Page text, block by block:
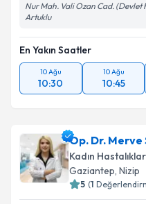
Nur Mah. Vali Ozan Cad. (Devlet
Artuklu
En Yakın Saatler
10 Ağu
10:30
10 Ağu
10:45
Op. Dr. Merve
Kadın
Gaziantep, Nizip
5 (1